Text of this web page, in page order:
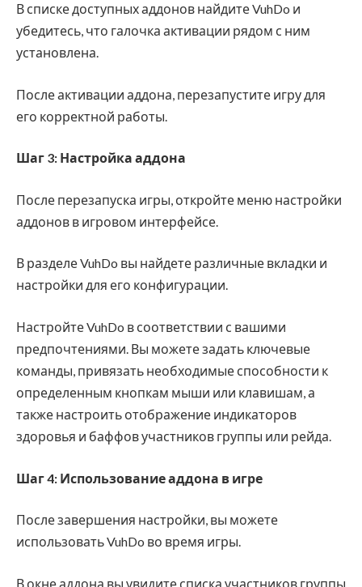
В списке доступных аддонов найдите VuhDo и
убедитесь, что галочка активации рядом с ним
установлена.
После активации аддона, перезапустите игру для
его корректной работы.
Шаг 3: Настройка аддона
После перезапуска игры, откройте меню настройки
аддонов в игровом интерфейсе.
В разделе VuhDo вы найдете различные вкладки и
настройки для его конфигурации.
Настройте VuhDo в соответствии с вашими
предпочтениями. Вы можете задать ключевые
команды, привязать необходимые способности к
определенным кнопкам мыши или клавишам, а
также настроить отображение индикаторов
здоровья и баффов участников группы или рейда.
Шаг 4: Использование аддона в игре
После завершения настройки, вы можете
использовать VuhDo во время игры.
В окне аддона вы увидите списка участников группы